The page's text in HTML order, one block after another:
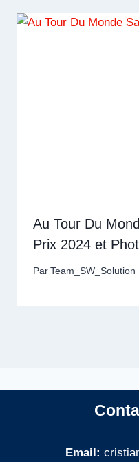
Au Tour Du
Prix 2024 et
Par Team_SW_Solution
Email: